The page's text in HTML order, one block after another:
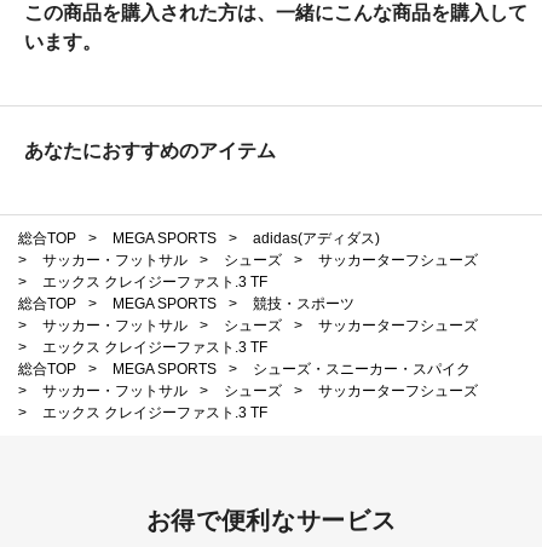
この商品を購入された方は、一緒にこんな商品を購入して
います。
あなたにおすすめのアイテム
総合TOP > MEGA SPORTS >
adidas(アディダス)
>
サッカー・フットサル > シューズ >
サッカーターフシューズ
>
エックス クレイジーファスト.3 TF
総合TOP
> MEGA SPORTS >
競技・スポーツ
>
サッカー・フットサル > シューズ >
サッカーターフシューズ
>
エックス クレイジーファスト.3 TF
総合TOP
> MEGA SPORTS >
シューズ・スニーカー・スパイク
>
サッカー・フットサル > シューズ >
サッカーターフシューズ
>
エックス クレイジーファスト.3 TF
お得で便利なサービス